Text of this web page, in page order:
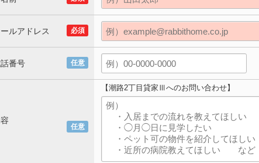
必須
ールアドレス
任意
番号
任意
【潮路2丁目貸家Ⅲへのお問い合わせ】